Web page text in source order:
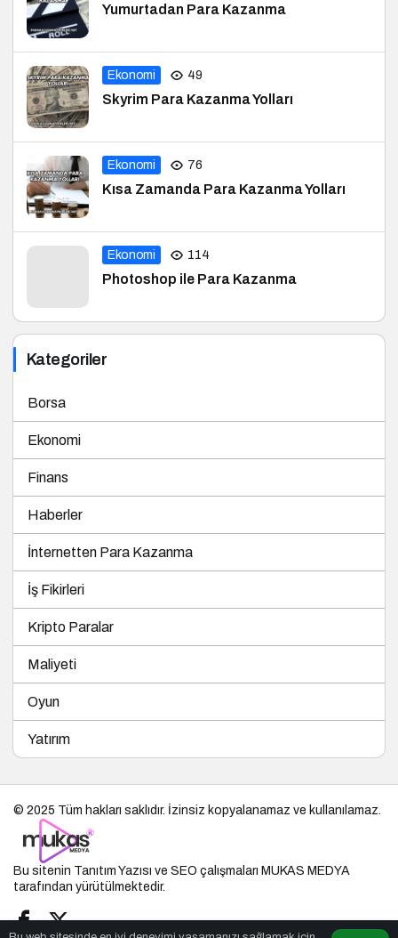
Yumurtadan Para Kazanma
Ekonomi 49
Skyrim Para Kazanma Yolları
Ekonomi 76
Kısa Zamanda Para Kazanma Yolları
Ekonomi 114
Photoshop ile Para Kazanma
Kategoriler
Borsa
Ekonomi
Finans
Haberler
İnternetten Para Kazanma
İş Fikirleri
Kripto Paralar
Maliyeti
Oyun
Yatırım
© 2025 Tüm hakları saklıdır. İzinsiz kopyalanamaz ve kullanılamaz.
Bu sitenin Tanıtım Yazısı ve SEO çalışmaları MUKAS MEDYA
tarafından yürütülmektedir.